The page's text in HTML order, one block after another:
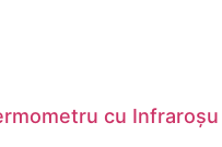
cu Infraroșu